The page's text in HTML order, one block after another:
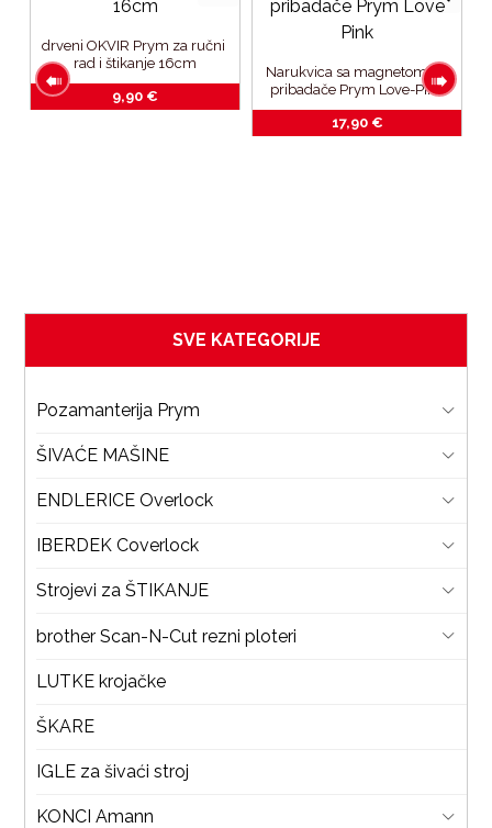
drveni OKVIR Prym za ručni
rad i štikanje 16cm﻿
9,90 €
Narukvica sa magnetom za
pribadače Prym Love-Pink
17,90 €
SVE KATEGORIJE
Pozamanterija Prym
ŠIVAĆE MAŠINE
ENDLERICE Overlock
IBERDEK Coverlock
Strojevi za ŠTIKANJE
brother Scan-N-Cut rezni ploteri
LUTKE krojačke
ŠKARE
IGLE za šivaći stroj
KONCI Amann